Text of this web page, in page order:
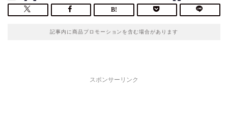
記事内に商品プロモーションを含む場合があります
スポンサーリンク